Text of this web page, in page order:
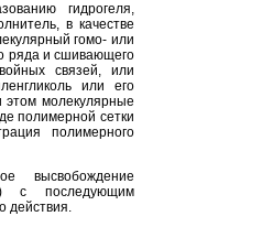
гидрогеля,
в качестве
гомо- или
ряда и сшивающего
связей, или
или его
этом молекулярные
полимерной сетки
полимерного
высвобождение
с последующим
действия.